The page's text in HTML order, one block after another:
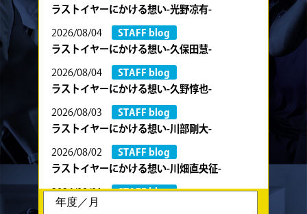
ラストイヤーにかける想い-光野凉有-
2026/08/04
STAFF blog
ラストイヤーにかける想い-久保田慧-
2026/08/04
STAFF blog
ラストイヤーにかける想い-久野惇也-
2026/08/03
STAFF blog
ラストイヤーにかける想い-川部剛大-
2026/08/02
STAFF blog
ラストイヤーにかける想い-川畑直央征-
2026/08/01
STAFF blog
ラストイヤーにかける想い-香山創祐-